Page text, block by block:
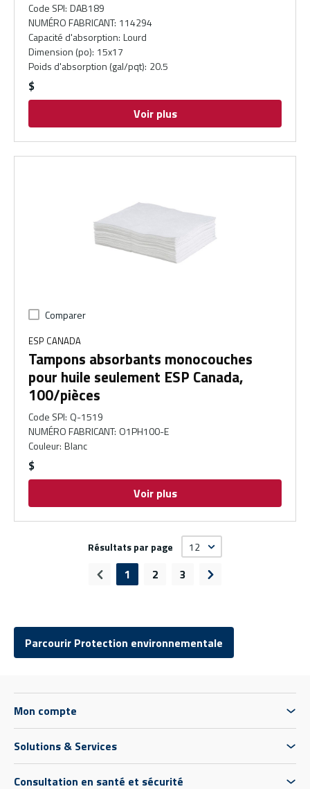
Code SPI: DAB189
NUMÉRO FABRICANT: 114294
Capacité d'absorption: Lourd
Dimension (po): 15x17
Poids d'absorption (gal/pqt): 20.5
$
Voir plus
Comparer
ESP CANADA
Tampons absorbants monocouches
pour huile seulement ESP Canada,
100/pièces
Code SPI: Q-1519
NUMÉRO FABRICANT: O1PH100-E
Couleur: Blanc
$
Voir plus
Résultats par page
Page précédente
1 2 3 Page suivante
Parcourir Protection environnementale
Mon compte
Solutions & Services
Consultation en santé et sécurité